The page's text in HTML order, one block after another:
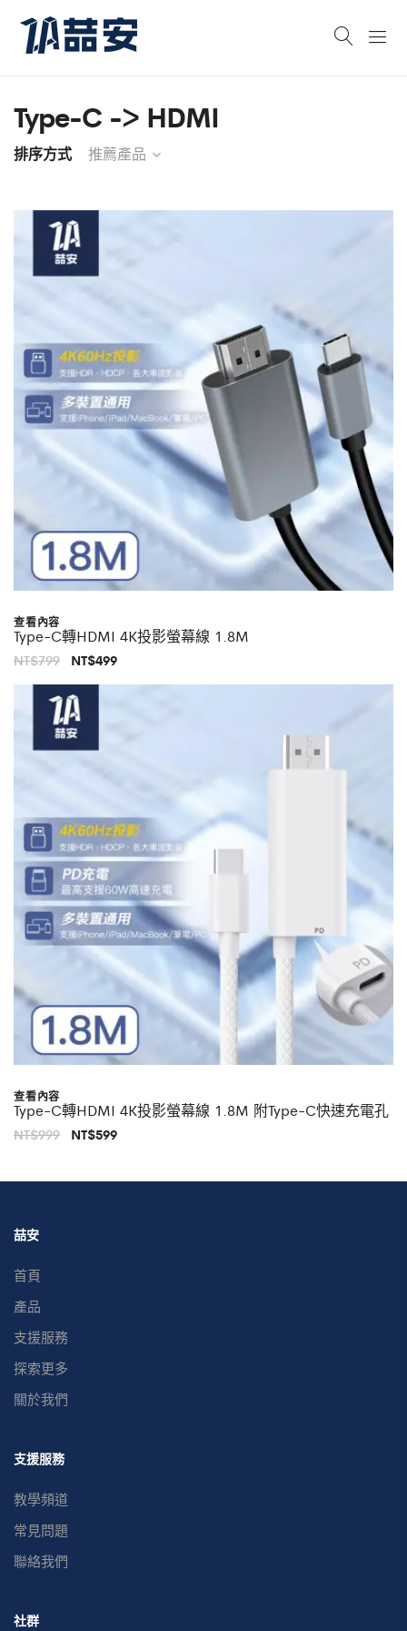
Type-C -> HDMI
排序方式 推薦產品
查看內容
Type-C轉HDMI 4K投影螢幕線 1.8M
NT$799 原
價
格：
NT$799。
NT$499目
價
查看內容
Type-C轉HDMI 4K投影螢幕線 1.8M 附Type-C快速充電孔
NT$999 原
NT$999。
NT$599目
NT$599。
喆安
首頁
產品
支援服務
探索更多
關於我們
支援服務
教學頻道
常見問題
聯絡我們
社群